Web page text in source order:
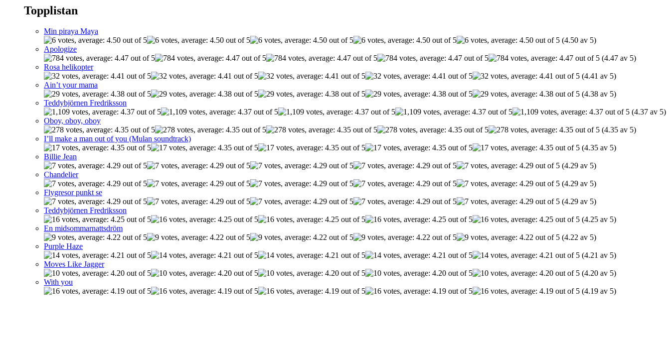
Topplistan
Min piraya Maya
(4.50 av 5)
Apologize
(4.47 av 5)
Rosa helikopter
(4.41 av 5)
Ain’t your mama
(4.38 av 5)
Teddybjörnen Fredriksson
(4.37 av 5)
Oboy, oboy, oboy
(4.35 av 5)
I’ll make a man out of you (Mulan soundtrack)
(4.35 av 5)
Billie Jean
(4.29 av 5)
Chandelier
(4.29 av 5)
Flygresor punkt se
(4.29 av 5)
Teddybjörnen Fredriksson
(4.25 av 5)
En midsommarnattsdröm
(4.22 av 5)
Purple Haze
(4.21 av 5)
Moves Like Jagger
(4.20 av 5)
With you
(4.19 av 5)